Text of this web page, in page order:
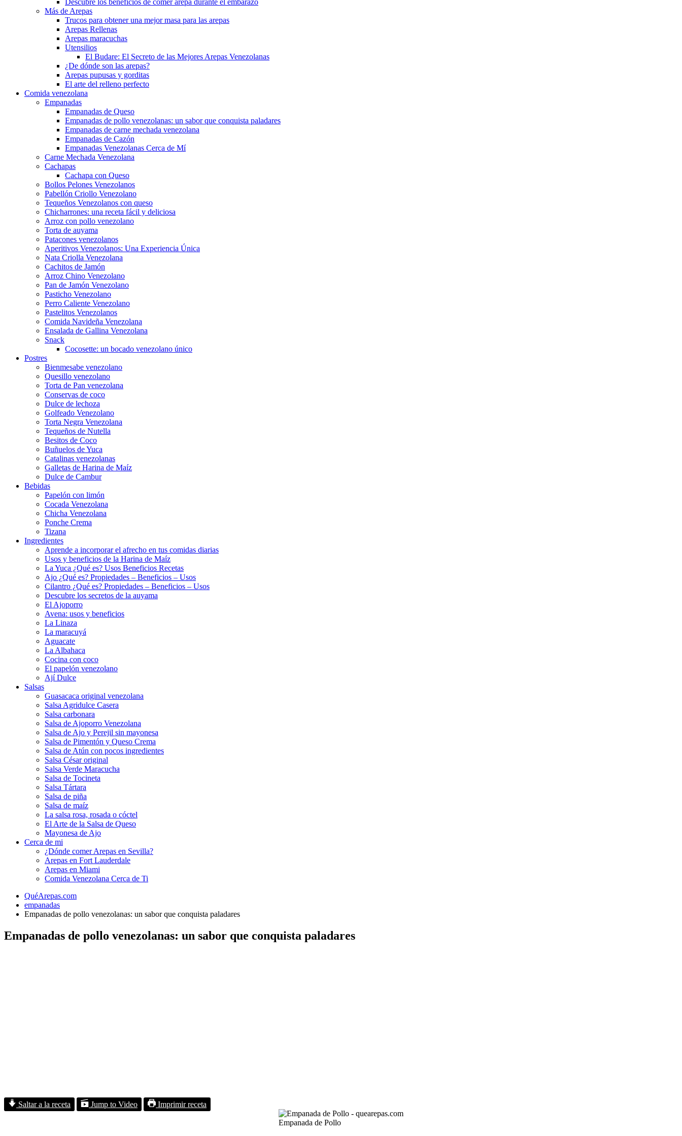
Descubre los beneficios de comer arepa durante el embarazo
Más de Arepas
Trucos para obtener una mejor masa para las arepas
Arepas Rellenas
Arepas maracuchas
Utensilios
El Budare: El Secreto de las Mejores Arepas Venezolanas
¿De dónde son las arepas?
Arepas pupusas y gorditas
El arte del relleno perfecto
Comida venezolana
Empanadas
Empanadas de Queso
Empanadas de pollo venezolanas: un sabor que conquista paladares
Empanadas de carne mechada venezolana
Empanadas de Cazón
Empanadas Venezolanas Cerca de Mí
Carne Mechada Venezolana
Cachapas
Cachapa con Queso
Bollos Pelones Venezolanos
Pabellón Criollo Venezolano
Tequeños Venezolanos con queso
Chicharrones: una receta fácil y deliciosa
Arroz con pollo venezolano
Torta de auyama
Patacones venezolanos
Aperitivos Venezolanos: Una Experiencia Única
Nata Criolla Venezolana
Cachitos de Jamón
Arroz Chino Venezolano
Pan de Jamón Venezolano
Pasticho Venezolano
Perro Caliente Venezolano
Pastelitos Venezolanos
Comida Navideña Venezolana
Ensalada de Gallina Venezolana
Snack
Cocosette: un bocado venezolano único
Postres
Bienmesabe venezolano
Quesillo venezolano
Torta de Pan venezolana
Conservas de coco
Dulce de lechoza
Golfeado Venezolano
Torta Negra Venezolana
Tequeños de Nutella
Besitos de Coco
Buñuelos de Yuca
Catalinas venezolanas
Galletas de Harina de Maíz
Dulce de Cambur
Bebidas
Papelón con limón
Cocada Venezolana
Chicha Venezolana
Ponche Crema
Tizana
Ingredientes
Aprende a incorporar el afrecho en tus comidas diarias
Usos y beneficios de la Harina de Maíz
La Yuca ¿Qué es? Usos Beneficios Recetas
Ajo ¿Qué es? Propiedades – Beneficios – Usos
Cilantro ¿Qué es? Propiedades – Beneficios – Usos
Descubre los secretos de la auyama
El Ajoporro
Avena: usos y beneficios
La Linaza
La maracuyá
Aguacate
La Albahaca
Cocina con coco
El papelón venezolano
Ají Dulce
Salsas
Guasacaca original venezolana
Salsa Agridulce Casera
Salsa carbonara
Salsa de Ajoporro Venezolana
Salsa de Ajo y Perejil sin mayonesa
Salsa de Pimentón y Queso Crema
Salsa de Atún con pocos ingredientes
Salsa César original
Salsa Verde Maracucha
Salsa de Tocineta
Salsa Tártara
Salsa de piña
Salsa de maíz
La salsa rosa, rosada o cóctel
El Arte de la Salsa de Queso
Mayonesa de Ajo
Cerca de mi
¿Dónde comer Arepas en Sevilla?
Arepas en Fort Lauderdale
Arepas en Miami
Comida Venezolana Cerca de Ti
QuéArepas.com
empanadas
Empanadas de pollo venezolanas: un sabor que conquista paladares
Empanadas de pollo venezolanas: un sabor que conquista paladares
Saltar a la receta Jump to Video Imprimir receta
Empanada de Pollo